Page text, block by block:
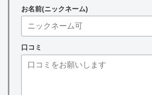
お名前(ニックネーム)
口コミ